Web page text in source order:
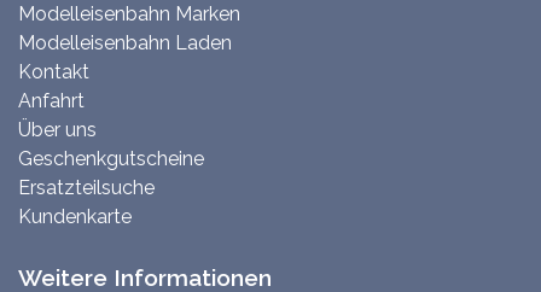
Modelleisenbahn Marken
Modelleisenbahn Laden
Kontakt
Anfahrt
Über uns
Geschenkgutscheine
Ersatzteilsuche
Kundenkarte
Weitere Informationen